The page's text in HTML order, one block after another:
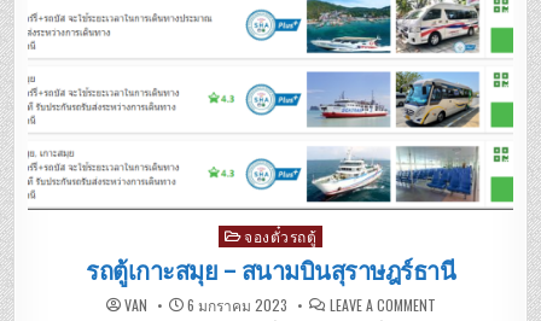
Posted
in
จองตั๋วรถตู้
รถตู้เกาะสมุย – สนามบินสุราษฎร์ธานี
VAN 6 มกราคม 2023 LEAVE A COMMENTON